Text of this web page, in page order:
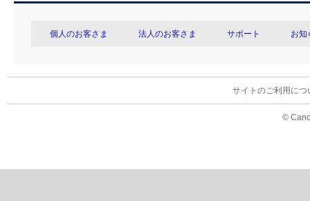
個人のお客さま 法人のお客さま サポート お知
サイトのご利用につ
©